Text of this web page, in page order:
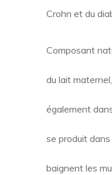
Crohn et du
Composant
du lait
également
se produit
baignent les